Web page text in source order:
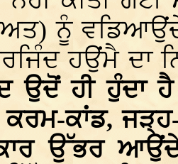
ਨੂੰ
ਹਉਂਮੈ ਦਾ
ਉਦੋਂ ਹੀ ਹੁੰਦਾ
ਕਰਮ-ਕਾਂਡ,
ਉੱਭਰ